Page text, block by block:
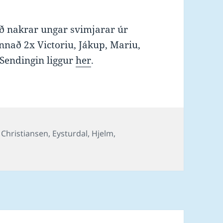
nakrar ungar svimjarar úr
2x Victoriu, Jákup, Mariu,
liggurher.
Tags
Christiansen, Eysturdal, Hjelm,